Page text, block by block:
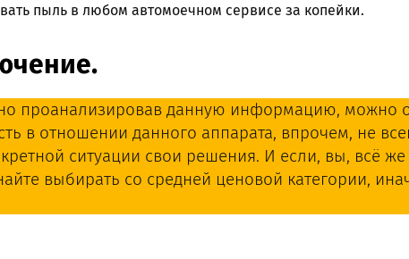
пыль в любом автомоечном сервисе за копейки.
проанализировав данную информацию, можно
в отношении данного аппарата, впрочем, не
ситуации свои решения. И если, вы, всё
выбирать со средней ценовой категории,